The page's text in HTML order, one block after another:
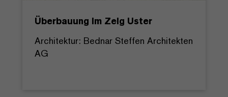
Überbauung Im Zelg Uster
Architektur: Bednar Steffen Architekten
AG